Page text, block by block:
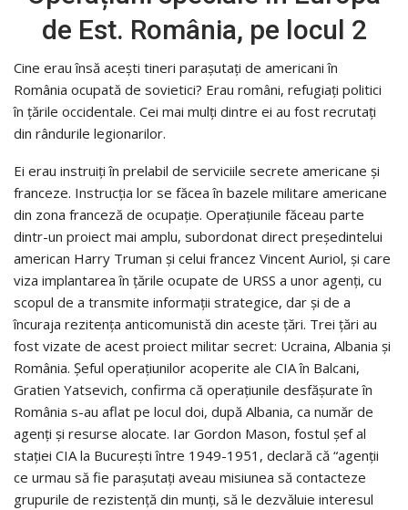
de Est. România, pe locul 2
Cine erau însă acești tineri parașutați de americani în
România ocupată de sovietici? Erau români, refugiați politici
în țările occidentale. Cei mai mulți dintre ei au fost recrutați
din rândurile legionarilor.
Ei erau instruiţi în prelabil de serviciile secrete americane și
franceze. Instrucția lor se făcea în bazele militare americane
din zona franceză de ocupaţie. Operațiunile făceau parte
dintr-un proiect mai amplu, subordonat direct preşedintelui
american Harry Truman şi celui francez Vincent Auriol, și care
viza implantarea în țările ocupate de URSS a unor agenți, cu
scopul de a transmite informații strategice, dar și de a
încuraja rezitența anticomunistă din aceste țări. Trei țări au
fost vizate de acest proiect militar secret: Ucraina, Albania și
România. Șeful operaţiunilor acoperite ale CIA în Balcani,
Gratien Yatsevich, confirma că operaţiunile desfăşurate în
România s-au aflat pe locul doi, după Albania, ca număr de
agenţi şi resurse alocate. Iar Gordon Mason, fostul şef al
staţiei CIA la Bucureşti între 1949-1951, declară că “agenţii
ce urmau să fie paraşutaţi aveau misiunea să contacteze
grupurile de rezistenţă din munţi, să le dezvăluie interesul